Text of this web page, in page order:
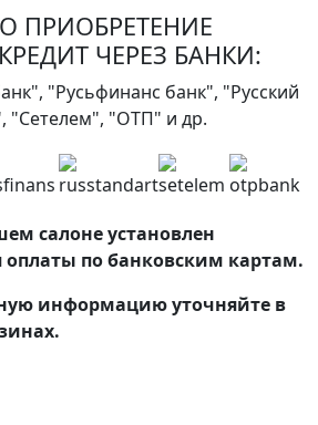
ПРИОБРЕТЕНИЕ
ЧЕРЕЗ БАНКИ:
"Русьфинанс банк", "Русский
"Сетелем", "ОТП" и др.
салоне установлен
по банковским картам.
информацию уточняйте в